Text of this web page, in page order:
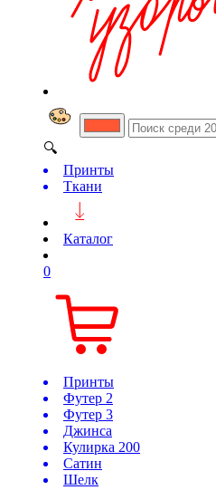
🔍
Принты
Ткани
Каталог
0
Принты
Футер 2
Футер 3
Джинса
Кулирка 200
Сатин
Шелк